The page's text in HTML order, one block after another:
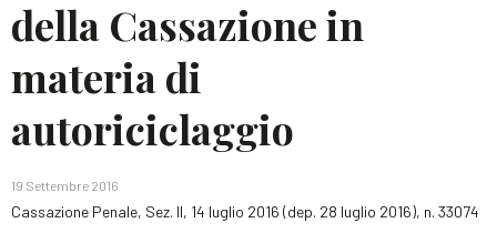
della Cassazione in
materia di
autoriciclaggio
19 Settembre 2016
Cassazione Penale, Sez. II, 14 luglio 2016 (dep. 28 luglio 2016), n. 33074